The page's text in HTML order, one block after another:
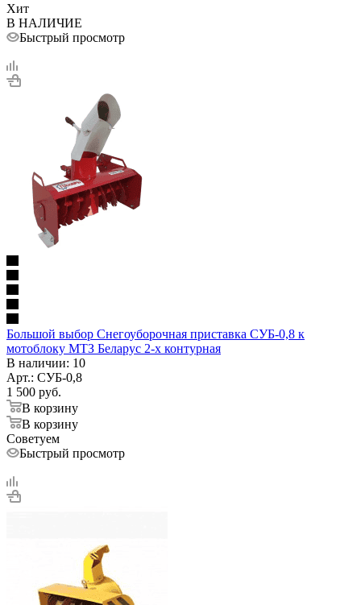
Хит
В НАЛИЧИЕ
Быстрый просмотр
Большой выбор Снегоуборочная приставка СУБ-0,8 к
мотоблоку МТЗ Беларус 2-х контурная
В наличии: 10
Арт.: СУБ-0,8
1 500 руб.
В корзину
В корзину
Советуем
Быстрый просмотр